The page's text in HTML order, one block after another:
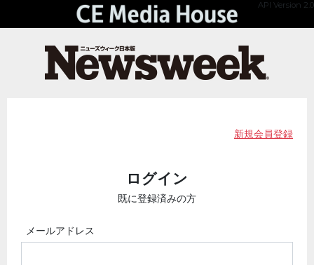
API Version 2.0
新規会員登録
ログイン
既に登録済みの方
メールアドレス